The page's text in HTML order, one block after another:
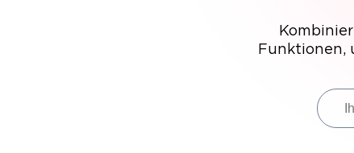
Funktionen,